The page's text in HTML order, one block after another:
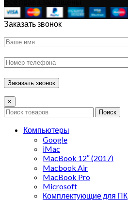
Заказать звонок
×
Поиск
Компьютеры
Google
iMac
MacBook 12″ (2017)
Macbook Air
MacBook Pro
Microsoft
Комплектующие для ПК